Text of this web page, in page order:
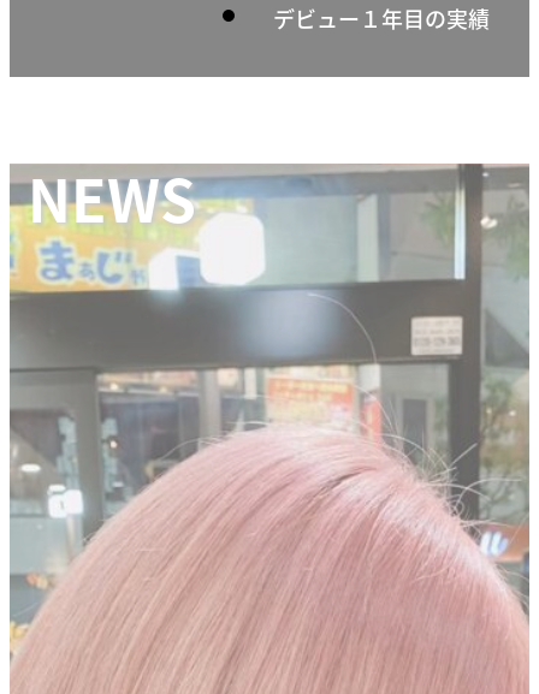
デビュー１年目の実績
NEWS